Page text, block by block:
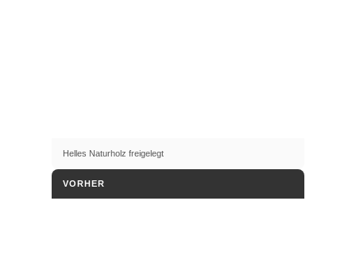
Helles Naturholz freigelegt
VORHER